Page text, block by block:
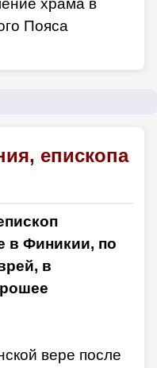
храма в
Пояса
епископа
в Финикии, по
в
вере после